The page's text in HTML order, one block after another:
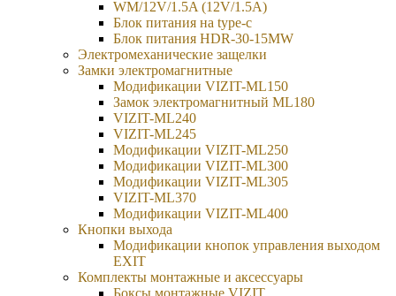
WM/12V/1.5A (12V/1.5A)
Блок питания на type-c
Блок питания HDR-30-15MW
Электромеханические защелки
Замки электромагнитные
Модификации VIZIT-ML150
Замок электромагнитный ML180
VIZIT-ML240
VIZIT-ML245
Модификации VIZIT-ML250
Модификации VIZIT-ML300
Модификации VIZIT-ML305
VIZIT-ML370
Модификации VIZIT-ML400
Кнопки выхода
Модификации кнопок управления выходом
EXIT
Комплекты монтажные и аксессуары
Боксы монтажные VIZIT